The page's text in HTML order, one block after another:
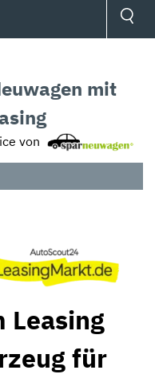
mit
von
Leasing
für